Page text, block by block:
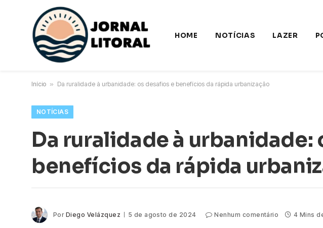
HOME NOTÍCIAS LAZER
Início » Da ruralidade à urbanidade: os desafios e benefícios da rápida urbanização
NOTÍCIAS
Da ruralidade à urbanidade:
benefícios da rápida
Por Diego Velázquez 5 de agosto de 2024 Nenhum comentário 4 Mins